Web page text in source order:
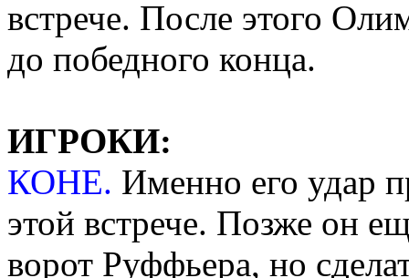
встрече. После этого
до победного конца.
ИГРОКИ:
КОНЕ. Именно его удар
этой встрече. Позже он
ворот Руффьера, но